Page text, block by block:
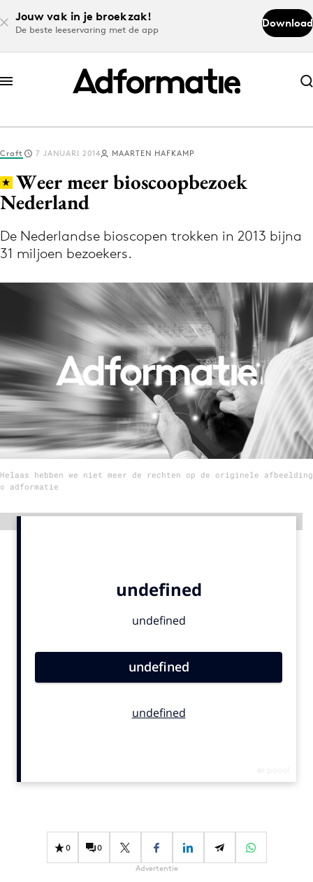
Jouw vak in je broekzak!
De beste leeservaring met de app
Download
Abonneer nu
Abonneer nu
Log in
Volg het laatste nieuws via de Adformatie
Nieuws app
Menu
Home
9 sept: GenAI-training
12 nov: MarketingLive!
Adverteren
Events
Carriere
Design
Diversiteit
Effectiviteit
Craft 7 JANUARI 2014 MAARTEN HAFKAMP
Weer meer bioscoopbezoek
Nederland
De Nederlandse bioscopen trokken in 2013 bijna
31 miljoen bezoekers.
Helaas hebben we niet meer de rechten op de originele afbeelding
© adformatie
0 0
Advertentie